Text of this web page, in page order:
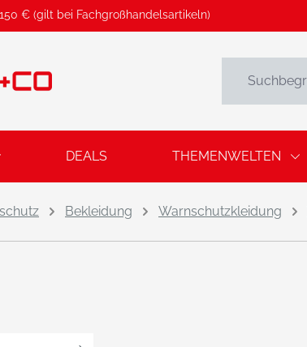
springen
€ (gilt bei Fachgroßhandelsartikeln)
DEALS THEMENWELTEN
Bekleidung Warnschutzkleidung